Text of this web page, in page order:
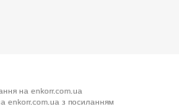
на enkorr.com.ua
enkorr.com.ua з посиланням